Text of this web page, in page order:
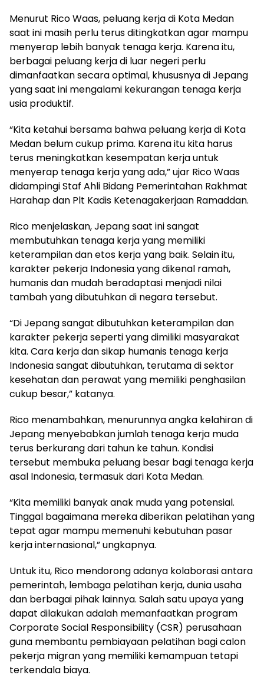
Menurut Rico Waas, peluang kerja di Kota Medan
saat ini masih perlu terus ditingkatkan agar mampu
menyerap lebih banyak tenaga kerja. Karena itu,
berbagai peluang kerja di luar negeri perlu
dimanfaatkan secara optimal, khususnya di Jepang
yang saat ini mengalami kekurangan tenaga kerja
usia produktif.
“Kita ketahui bersama bahwa peluang kerja di Kota
Medan belum cukup prima. Karena itu kita harus
terus meningkatkan kesempatan kerja untuk
menyerap tenaga kerja yang ada,” ujar Rico Waas
didampingi Staf Ahli Bidang Pemerintahan Rakhmat
Harahap dan Plt Kadis Ketenagakerjaan Ramaddan.
Rico menjelaskan, Jepang saat ini sangat
membutuhkan tenaga kerja yang memiliki
keterampilan dan etos kerja yang baik. Selain itu,
karakter pekerja Indonesia yang dikenal ramah,
humanis dan mudah beradaptasi menjadi nilai
tambah yang dibutuhkan di negara tersebut.
“Di Jepang sangat dibutuhkan keterampilan dan
karakter pekerja seperti yang dimiliki masyarakat
kita. Cara kerja dan sikap humanis tenaga kerja
Indonesia sangat dibutuhkan, terutama di sektor
kesehatan dan perawat yang memiliki penghasilan
cukup besar,” katanya.
Rico menambahkan, menurunnya angka kelahiran di
Jepang menyebabkan jumlah tenaga kerja muda
terus berkurang dari tahun ke tahun. Kondisi
tersebut membuka peluang besar bagi tenaga kerja
asal Indonesia, termasuk dari Kota Medan.
“Kita memiliki banyak anak muda yang potensial.
Tinggal bagaimana mereka diberikan pelatihan yang
tepat agar mampu memenuhi kebutuhan pasar
kerja internasional,” ungkapnya.
Untuk itu, Rico mendorong adanya kolaborasi antara
pemerintah, lembaga pelatihan kerja, dunia usaha
dan berbagai pihak lainnya. Salah satu upaya yang
dapat dilakukan adalah memanfaatkan program
Corporate Social Responsibility (CSR) perusahaan
guna membantu pembiayaan pelatihan bagi calon
pekerja migran yang memiliki kemampuan tetapi
terkendala biaya.